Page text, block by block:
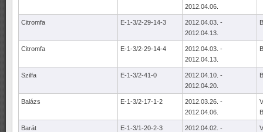
2012.04.06.
Citromfa E-1-3/2-29-14-3
2012.04.03. -
2012.04.13.
Citromfa E-1-3/2-29-14-4
2012.04.03. -
2012.04.13.
Szilfa E-1-3/2-41-0
2012.04.10. -
2012.04.20.
Balázs E-1-3/2-17-1-2
2012.03.26. -
2012.04.06.
Barát E-1-3/1-20-2-3
2012.04.02. -